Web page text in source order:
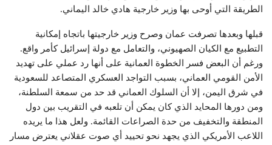
الطريقة التي أوحى بها وزير خارجية هادي خالد اليماني.
قبلها وبعدها تصرفت عمان وصرح وزير خارجيتها باتجاه إمكانية
التطبيع مع الكيان الصهيوني، والتعامل مع دولة إسرائيل كأمر واقع.
ورغم أن البعض فسر الخطوة العمانية على أنها رد عملي على تهديد
الأمن القومي العماني، بسبب التواجد العسكري المتصاعد للسعودية
في شرق اليمن، إلا أن السلوك العماني قد حد من سمعة السلطنة،
ومن دورها المحايد الذي كان يمكن أن تلعبه في التقريب بين دول
المنطقة والتخفيف من حدة الصراعات القائمة. ولعل هذا ما يريده
اللاعب الأمريكي الذي يجهد نحو تحييد أي صوت عقلاني يعترض مسار